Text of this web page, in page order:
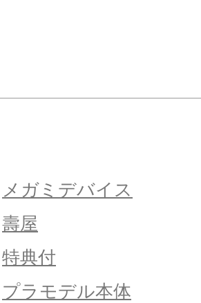
メガミデバイス
壽屋
特典付
プラモデル本体